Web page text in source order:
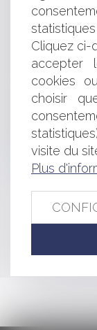
Quelles
sous la porte ?
Résiliation
des biens de
Interdiction
Appels à
d’itinérance
Lutte contre
relatives à
Interdiction
créances
... 303
Cliquez ci-
accepter
cookies
choisir
visite du
Plus